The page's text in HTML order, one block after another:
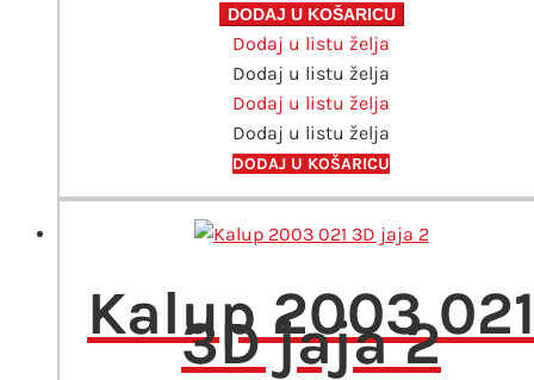
230
Ukrasi
-
Praline
količina
DODAJ U KOŠARICU
Dodaj u listu želja
Dodaj u listu želja
Dodaj u listu želja
Dodaj u listu želja
DODAJ U KOŠARICU
Kalup 2003 021
3D jaja 2